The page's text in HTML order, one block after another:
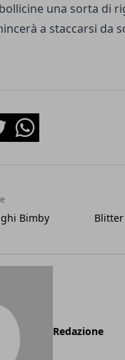
una sorta di
a staccarsi da
Whatsapp
Bimby
Redazione